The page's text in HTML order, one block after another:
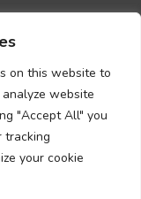
on this website to
website
"Accept All" you
tracking
your cookie
ÜBER DIE